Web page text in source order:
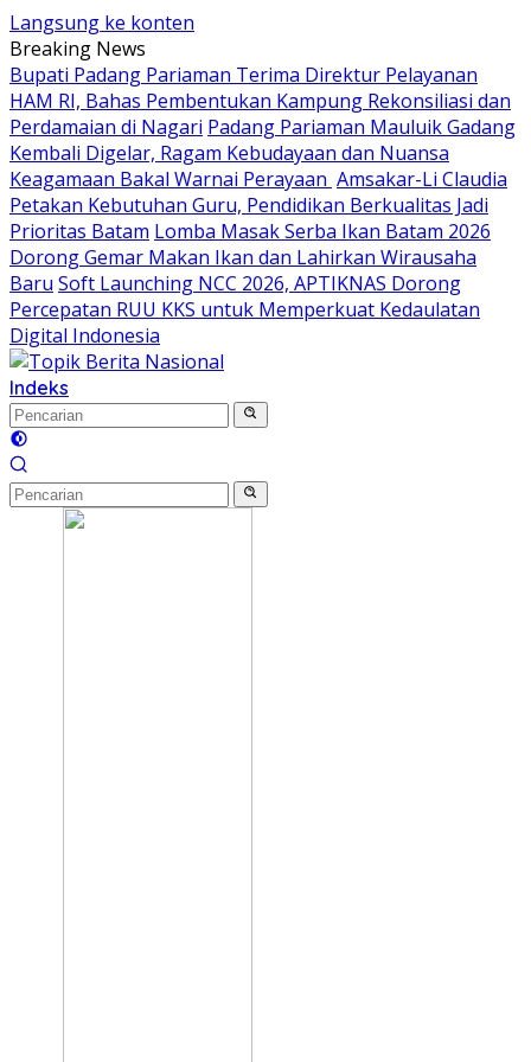
Langsung ke konten
Breaking News
Bupati Padang Pariaman Terima Direktur Pelayanan
HAM RI, Bahas Pembentukan Kampung Rekonsiliasi dan
Perdamaian di Nagari Padang Pariaman Mauluik Gadang
Kembali Digelar, Ragam Kebudayaan dan Nuansa
Keagamaan Bakal Warnai Perayaan ‎ Amsakar-Li Claudia
Petakan Kebutuhan Guru, Pendidikan Berkualitas Jadi
Prioritas Batam Lomba Masak Serba Ikan Batam 2026
Dorong Gemar Makan Ikan dan Lahirkan Wirausaha
Baru Soft Launching NCC 2026, APTIKNAS Dorong
Percepatan RUU KKS untuk Memperkuat Kedaulatan
Digital Indonesia
Indeks